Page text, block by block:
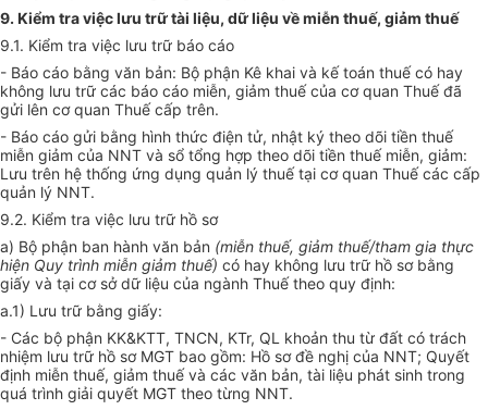
9. Kiểm tra việc lưu trữ tài liệu, dữ liệu về miễn thuế, giảm thuế
9.1. Kiểm tra việc lưu trữ báo cáo
- Báo cáo bằng văn bản: Bộ phận Kê khai và kế toán thuế có hay
không lưu trữ các báo cáo miễn, giảm thuế của cơ quan Thuế đã
gửi lên cơ quan Thuế cấp trên.
- Báo cáo gửi bằng hình thức điện tử, nhật ký theo dõi tiền thuế
miễn giảm của NNT và sổ tổng hợp theo dõi tiền thuế miễn, giảm:
Lưu trên hệ thống ứng dụng quản lý thuế tại cơ quan Thuế các cấp
quản lý NNT.
9.2. Kiểm tra việc lưu trữ hồ sơ
a) Bộ phận ban hành văn bản (miễn thuế, giảm thuế/tham gia thực
hiện Quy trình miễn giảm thuế) có hay không lưu trữ hồ sơ bằng
giấy và tại cơ sở dữ liệu của ngành Thuế theo quy định:
a.1) Lưu trữ bằng giấy:
- Các bộ phận KK&KTT, TNCN, KTr, QL khoản thu từ đất có trách
nhiệm lưu trữ hồ sơ MGT bao gồm: Hồ sơ đề nghị của NNT; Quyết
định miễn thuế, giảm thuế và các văn bản, tài liệu phát sinh trong
quá trình giải quyết MGT theo từng NNT.